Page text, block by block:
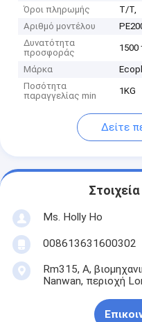
Όροι πληρωμής
T/T,
Αριθμό μοντέλου
Δυνατότητα
προσφοράς
1500
Μάρκα
Ποσότητα
παραγγελίας min
1KG
Δείτε
Ms. Holly Ho
008613631600302
Rm315, Α,
Nanwan, περιοχή